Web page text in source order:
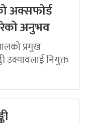
अक्सफोर्ड
अनुभव
प्रमुख
उक्यावलाई नियुक्त